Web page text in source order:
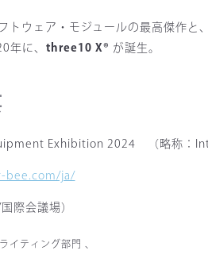
ウェア・モジュールの最高傑作と
年に、 three10 X® が誕生。
Exhibition 2024 （略称：
bee.com/ja/
際会議場）
イティング部門 、